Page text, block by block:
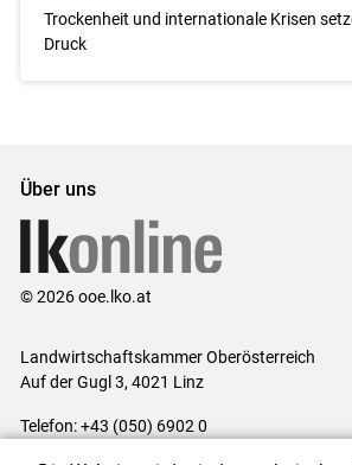
Trockenheit und internationale Krisen
Druck
Über uns
© 2026 ooe.lko.at
Landwirtschaftskammer Oberösterreich
Auf der Gugl 3, 4021 Linz
Telefon: +43 (050) 6902 0